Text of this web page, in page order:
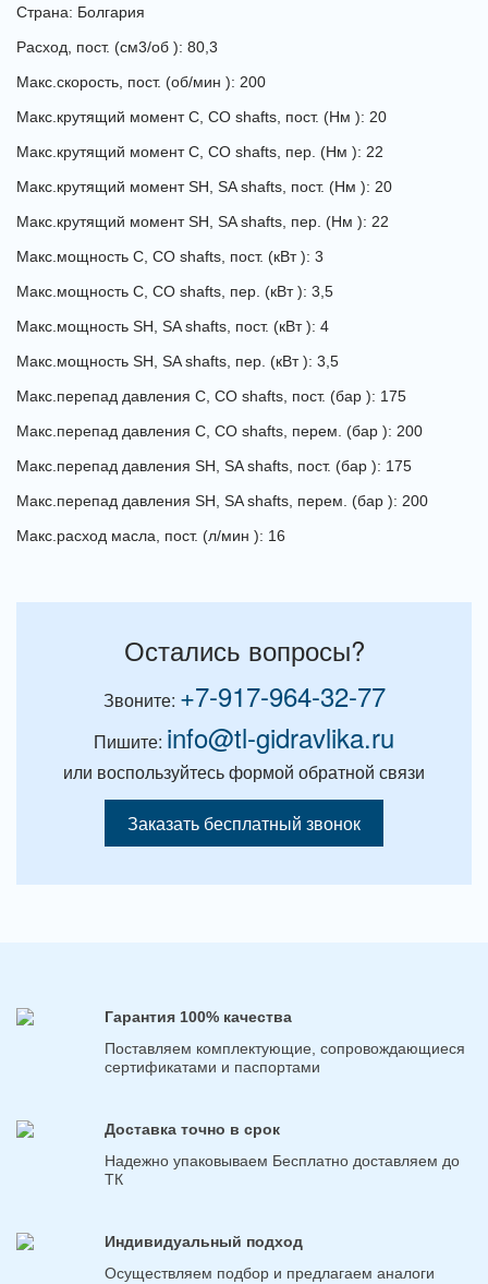
Страна: Болгария
Расход, пост. (см3/об ): 80,3
Макс.скорость, пост. (об/мин ): 200
Макс.крутящий моментC, CO shafts, пост. (Нм ): 20
Макс.крутящий моментC, CO shafts, пер. (Нм ): 22
Макс.крутящий моментSH, SA shafts, пост. (Нм ): 20
Макс.крутящий моментSH, SA shafts, пер. (Нм ): 22
Макс.мощность C, CO shafts, пост. (кВт ): 3
Макс.мощность C, CO shafts, пер. (кВт ): 3,5
Макс.мощность SH, SA shafts, пост. (кВт ): 4
Макс.мощность SH, SA shafts, пер. (кВт ): 3,5
Макс.перепад давления C, CO shafts, пост. (бар ): 175
Макс.перепад давления C, CO shafts, перем. (бар ): 200
Макс.перепад давления SH, SA shafts, пост. (бар ): 175
Макс.перепад давления SH, SA shafts, перем. (бар ): 200
Макс.расход масла, пост. (л/мин ): 16
Остались вопросы?
Звоните: +7-917-964-32-77
Пишите: info@tl-gidravlika.ru
или воспользуйтесь формой обратной связи
Заказать бесплатный звонок
Гарантия 100% качества
Поставляем комплектующие, сопровождающиеся
сертификатами и паспортами
Доставка точно в срок
Надежно упаковываем Бесплатно доставляем до
ТК
Индивидуальный подход
Осуществляем подбор и предлагаем аналоги